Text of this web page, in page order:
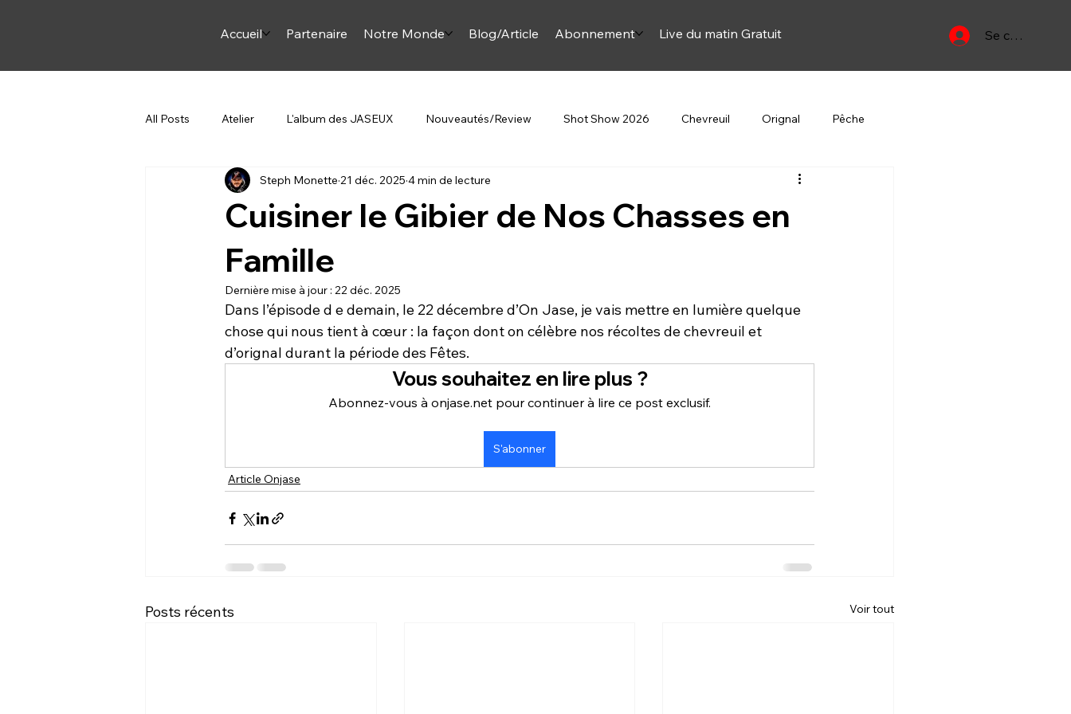
Accueil Partenaire Notre Monde Blog/Article Abonnement Live du matin Gratuit Se connecter
All Posts Atelier L'album des JASEUX Nouveautés/Review Shot Show 2026 Chevreuil Orignal Pêche
Arme et Arc ON JASE Beretta Au Féminin Oiseau migrateur
Steph en Italie Pourquoi du comment sur la chasse
Cuisiner le Gibier de Nos Chasses en
Famille
Steph Monette 21 déc. 2025 4 min de lecture
Dernière mise à jour : 22 déc. 2025
Dans l’épisode d e demain, le 22 décembre d’On Jase, je vais mettre en lumière quelque
chose qui nous tient à cœur : la façon dont on célèbre nos récoltes de chevreuil et
d’orignal durant la période des Fêtes.
Vous souhaitez en lire plus ?
Abonnez-vous à onjase.net pour continuer à lire ce post exclusif.
S'abonner
Article Onjase
Posts récents Voir tout